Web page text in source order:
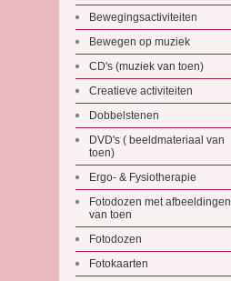
Bewegingsactiviteiten
Bewegen op muziek
CD's (muziek van toen)
Creatieve activiteiten
Dobbelstenen
DVD's ( beeldmateriaal van
toen)
Ergo- & Fysiotherapie
Fotodozen met afbeeldingen
van toen
Fotodozen
Fotokaarten